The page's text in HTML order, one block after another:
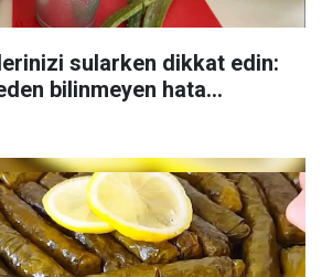
sularken dikkat edin:
bilinmeyen hata...